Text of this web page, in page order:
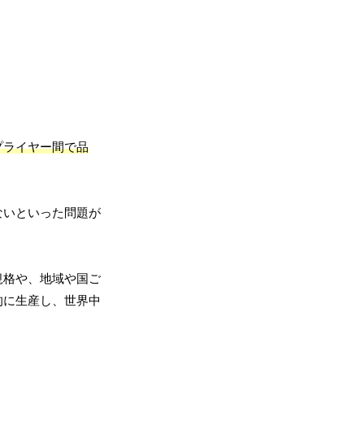
イヤー間で品
といった問題が
や、地域や国ご
生産し、世界中